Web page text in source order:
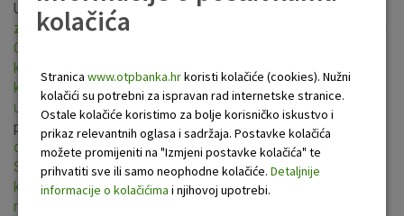
Uprava OTP banke usvojila je nove
za tekuće račune,Opće uvjete za izdavanje i korištenje Visa
Classic revolving kartice
korištenje Visa Classic na rate
Opće uvjete za izdavanje i
korištenje MasterCard Standard revolving kartice
te
uvjete za izdavanje i korištenje Visa Gold kartice
. Više o
promjenama općih uvjeta saznajte uSažetku izmjena i
dopuna Općih uvjeta poslovanja za tekuće račune
Sažetku izmjena i dopuna Općih uvjeta za izdavanje i
korištenje Visa Classic revolving, MasterCard Standard
revolving i Visa Gold kartica
kolačića
Stranica www.otpbanka.hrkoristi kolačiće (cookies). Nužni
kolačići su potrebni za ispravan rad internetske stranice.
Ostale kolačiće koristimo za bolje korisničko iskustvo i
prikaz relevantnih oglasa i sadržaja. Postavke kolačića
možete promijeniti na "Izmjeni postavke kolačića" te
prihvatiti sve ili samo neophodne kolačiće. Detaljnije
informacije o kolačićima i njihovoj upotrebi.